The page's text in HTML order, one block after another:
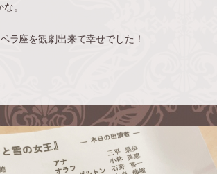
。
ラ座を観劇出来て幸せでした！